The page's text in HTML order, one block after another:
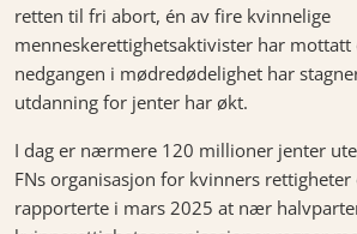
retten til fri abort, én av fire kvinnelige
menneskerettighetsaktivister har mottatt
nedgangen i mødredødelighet har
utdanning for jenter har økt.
I dag er nærmere 120 millioner jenter
FNs organisasjon for kvinners
rapporterte i mars 2025 at nær